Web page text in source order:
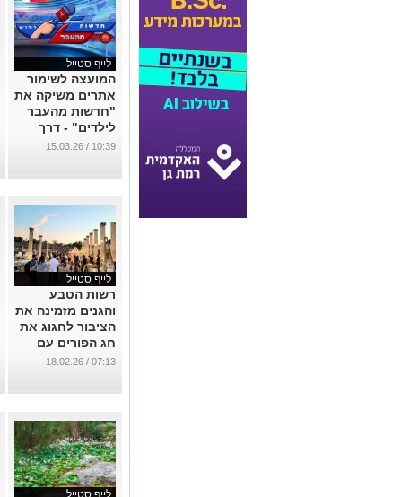
לייף סטייל
המועצה לשימור
אתרים משיקה את
"חדשות מהעבר
לילדים" - דרך
חדשה ומרתקת
היסטוריה, במיוחד
...
10:39 / 15.03.26
לייף סטייל
רשות הטבע
והגנים מזמינה את
הציבור לחגוג את
חג הפורים עם
מגוון פעילויות לכל
...
07:13 / 18.02.26
לייף סטייל